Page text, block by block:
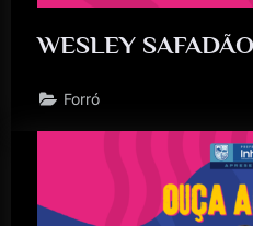
WESLEY
Forró